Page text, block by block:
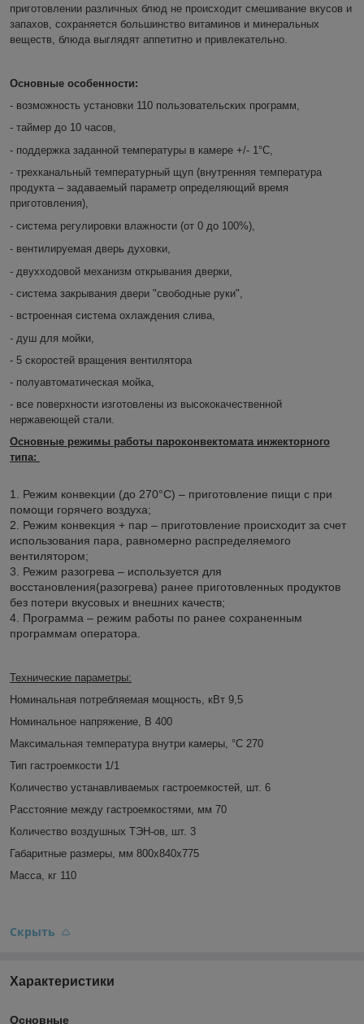
приготовлении различных блюд не происходит смешивание вкусов и
запахов, сохраняется большинство витаминов и минеральных
веществ, блюда выглядят аппетитно и привлекательно.
Основные особенности:
- возможность установки 110 пользовательских программ,
- таймер до 10 часов,
- поддержка заданной температуры в камере +/- 1°С,
- трехканальный температурный щуп (внутренняя температура
продукта – задаваемый параметр определяющий время
приготовления),
- система регулировки влажности (от 0 до 100%),
- вентилируемая дверь духовки,
- двухходовой механизм открывания дверки,
- система закрывания двери "свободные руки",
- встроенная система охлаждения слива,
- душ для мойки,
- 5 скоростей вращения вентилятора
- полуавтоматическая мойка,
- все поверхности изготовлены из высококачественной
нержавеющей стали.
Основные режимы работы пароконвектомата инжекторного
типа:
1. Режим конвекции (до 270°С) – приготовление пищи с при
помощи горячего воздуха;
2. Режим конвекция + пар – приготовление происходит за счет
использования пара, равномерно распределяемого
вентилятором;
3. Режим разогрева – используется для
восстановления(разогрева) ранее приготовленных продуктов
без потери вкусовых и внешних качеств;
4. Программа – режим работы по ранее сохраненным
программам оператора.
Технические параметры:
Номинальная потребляемая мощность, кВт 9,5
Номинальное напряжение, В 400
Максимальная температура внутри камеры, °C 270
Тип гастроемкости 1/1
Количество устанавливаемых гастроемкостей, шт. 6
Расстояние между гастроемкостями, мм 70
Количество воздушных ТЭН-ов, шт. 3
Габаритные размеры, мм 800х840х775
Масса, кг 110
Скрыть
Характеристики
Основные